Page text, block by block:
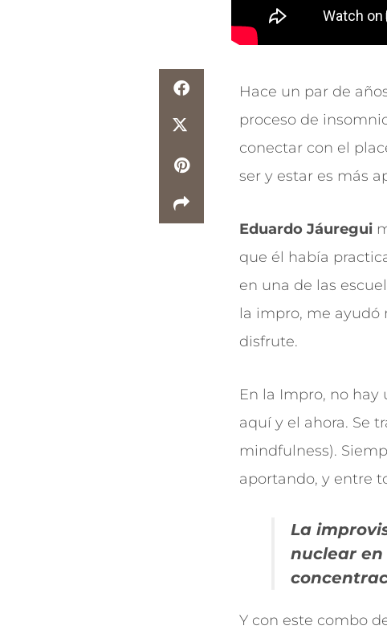
Hace un par de
proceso de
conectar con el
ser y estar es más
Eduardo Jáuregui
que él había
en una de las
la impro, me ayudó
disfrute.
En la Impro, no hay
aquí y el ahora. Se
mindfulness).
aportando, y entre
La
nuclear en
Y con este combo